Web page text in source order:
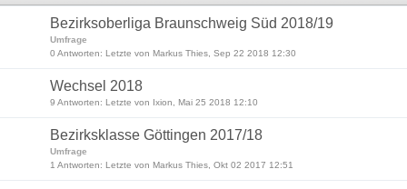
Bezirksoberliga Braunschweig Süd 2018/19
Umfrage
0 Antworten: Letzte von Markus Thies, Sep 22 2018 12:30
Wechsel 2018
9 Antworten: Letzte von Ixion, Mai 25 2018 12:10
Bezirksklasse Göttingen 2017/18
Umfrage
1 Antworten: Letzte von Markus Thies, Okt 02 2017 12:51